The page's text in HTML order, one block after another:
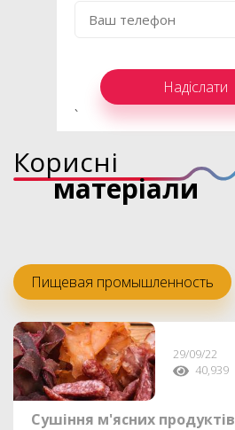
Телефон
Надіслати
`
Корисні
матеріали
Пищевая промышленность
29/09/22
40,939
Сушіння м'ясних продуктів